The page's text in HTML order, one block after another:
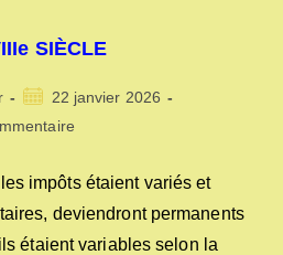
SIÈCLE
Publication
publiée :
22 janvier 2026
:
impôts étaient variés et
deviendront permanents
étaient variables selon la